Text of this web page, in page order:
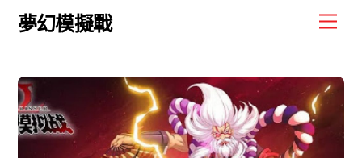
Skip
夢幻模擬戰